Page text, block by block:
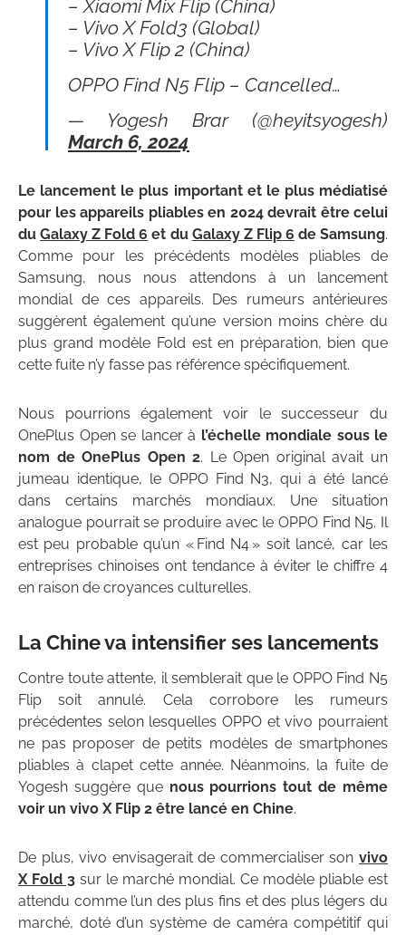
– Xiaomi Mix Flip (China)
– Vivo X Fold3 (Global)
– Vivo X Flip 2 (China)
OPPO Find N5 Flip – Cancelled…
— Yogesh Brar (@heyitsyogesh)
March 6, 2024
Le lancement le plus important et le plus médiatisé
pour les appareils pliables en 2024 devrait être celui
duGalaxy Z Fold 6 et du Galaxy Z Flip 6 de Samsung.
Comme pour les précédents modèles pliables de
Samsung, nous nous attendons à un lancement
mondial de ces appareils. Des rumeurs antérieures
suggèrent également qu’une version moins chère du
plus grand modèle Fold est en préparation, bien que
cette fuite n’y fasse pas référence spécifiquement.
Nous pourrions également voir le successeur du
OnePlus Open se lancer à l’échelle mondiale sous le
nom de OnePlus Open 2. Le Open original avait un
jumeau identique, le OPPO Find N3, qui a été lancé
dans certains marchés mondiaux. Une situation
analogue pourrait se produire avec le OPPO Find N5. Il
est peu probable qu’un « Find N4 » soit lancé, car les
entreprises chinoises ont tendance à éviter le chiffre 4
en raison de croyances culturelles.
La Chine va intensifier ses lancements
Contre toute attente, il semblerait que le OPPO Find N5
Flip soit annulé. Cela corrobore les rumeurs
précédentes selon lesquelles OPPO et vivo pourraient
ne pas proposer de petits modèles de smartphones
pliables à clapet cette année. Néanmoins, la fuite de
Yogesh suggère que nous pourrions tout de même
voir un vivo X Flip 2 être lancé en Chine.
De plus, vivo envisagerait de commercialiser son vivo
X Fold 3 sur le marché mondial. Ce modèle pliable est
attendu comme l’un des plus fins et des plus légers du
marché, doté d’un système de caméra compétitif qui